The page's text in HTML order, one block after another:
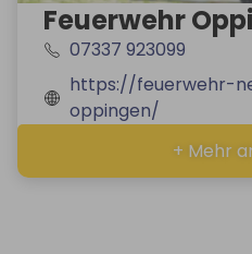
Feuerwehr
07337 923099
https://feuerwehr-
oppingen/
+ Mehr